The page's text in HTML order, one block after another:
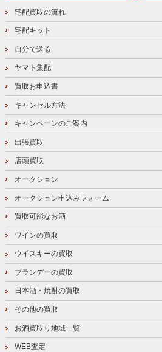
宅配買取の流れ
宅配キット
自分で送る
ヤマト集配
買取お申込書
キャンセル方法
キャンペーンのご案内
出張買取
店頭買取
オークション
オークション申込みフォーム
買取可能なお酒
ワインの買取
ウイスキーの買取
ブランデーの買取
日本酒・焼酎の買取
その他の買取
お酒買取り地域一覧
WEB査定